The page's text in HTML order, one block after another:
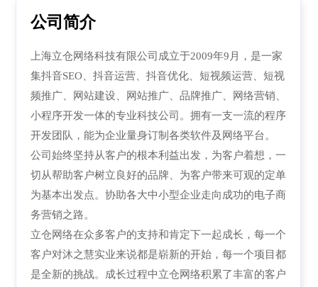
公司简介
上海立仓网络科技有限公司成立于2009年9月，是一家
集抖音SEO、抖音运营、 抖音优化、 短视频运营、 短视
频推广、 网站建设、网站推广、品牌推广、网络营销、
小程序开发一体的专业科技公司。拥有一支一流的程序
开发团队，能为企业量身订制各类软件及网络平台。
公司始终坚持从客户的根本利益出发，为客户着想，一
切从帮助客户树立良好的品牌、为客户带来可观的定单
为基本出发点。协助各大中小型企业走向成功的电子商
务营销之路。
立仓网络在众多客户的支持和肯定下一起成长，每一个
客户对沐之慧实业来说都是崭新的开始，每一个项目都
是全新的挑战。成长过程中立仓网络积累了丰富的客户